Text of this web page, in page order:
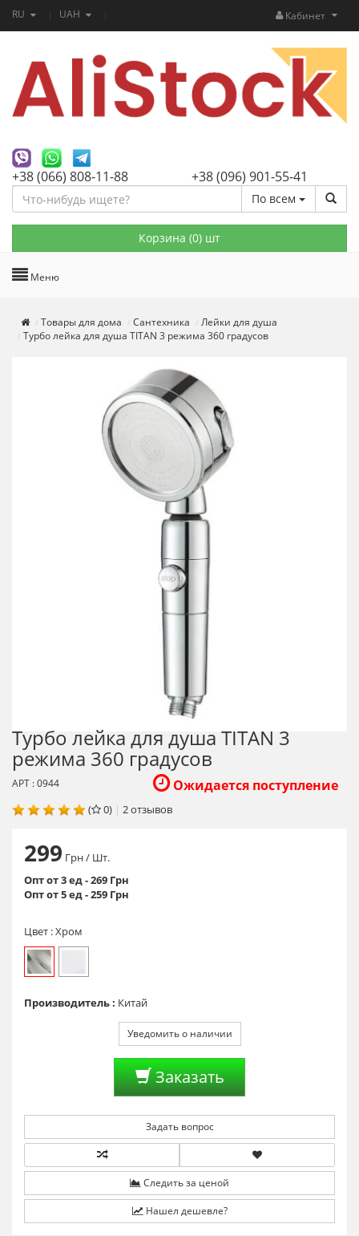
RU UAH Кабинет
+38 (066) 808-11-88 +38 (096) 901-55-41
По всем
Корзина (0) шт
Меню
Товары для дома Сантехника
Лейки для душа
Турбо лейка для душа TITAN 3 режима 360 градусов
Турбо лейка для душа TITAN 3
режима 360 градусов
Ожидается поступление
АРТ : 0944
( 0) | 2отзывов
299 Грн/ Шт.
Опт от 3 ед - 269 Грн
Опт от 5 ед - 259 Грн
Цвет :Хром
Производитель : Китай
Уведомить о наличии
Заказать
Задать вопрос
Следить за ценой
Нашел дешевле?